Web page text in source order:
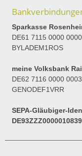
Sparkasse
DE61 7115 0000
BYLADEM1ROS
meine Volksbank
DE62 7116 0000
GENODEF1VRR
SEPA-Gläubiger-